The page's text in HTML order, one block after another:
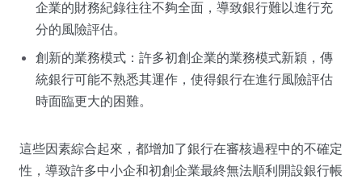
企業的財務紀錄往往不夠全面，導致銀行難以進行充
分的風險評估。
創新的業務模式：許多初創企業的業務模式新穎，傳
統銀行可能不熟悉其運作，使得銀行在進行風險評估
時面臨更大的困難。
這些因素綜合起來，都增加了銀行在審核過程中的不確定
性，導致許多中小企和初創企業最終無法順利開設銀行帳